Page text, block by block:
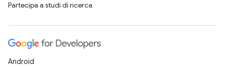
Partecipa a studi di ricerca
Android